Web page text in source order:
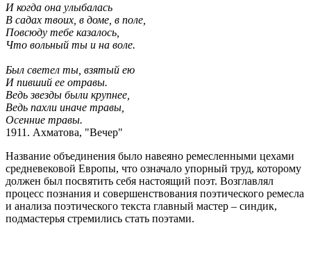
И когда она улыбалась
В садах твоих, в доме, в поле,
Повсюду тебе казалось,
Что вольный ты и на воле.
Был светел ты, взятый ею
И пивший ее отравы.
Ведь звезды были крупнее,
Ведь пахли иначе травы,
Осенние травы.
1911. Ахматова, "Вечер"
Название объединения было навеяно ремесленными цехами
средневековой Европы, что означало упорный труд, которому
должен был посвятить себя настоящий поэт. Возглавлял
процесс познания и совершенствования поэтического ремесла
и анализа поэтического текста главный мастер – синдик,
подмастерья стремились стать поэтами.